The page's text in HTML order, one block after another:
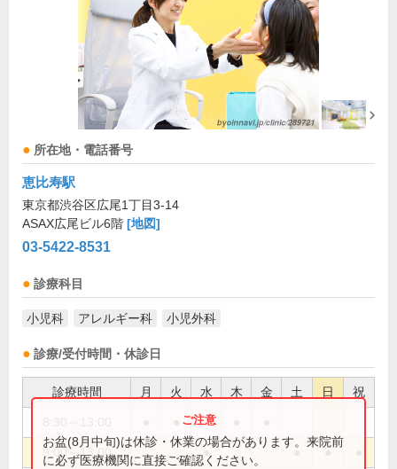
所在地・電話番号
恵比寿駅
東京都渋谷区広尾1丁目3-14
ASAX広尾ビル6階 [地図]
03-5422-8531
診療科目
小児科 アレルギー科 小児外科
診療/受付時間・休診日
診療時間 月 火 水 木 金 土 日 祝
9:00～13:00 ● ● ●
お盆(8月中旬)は休診・休業の場合があります。来院前
に必ず医療機関に直接ご確認ください。